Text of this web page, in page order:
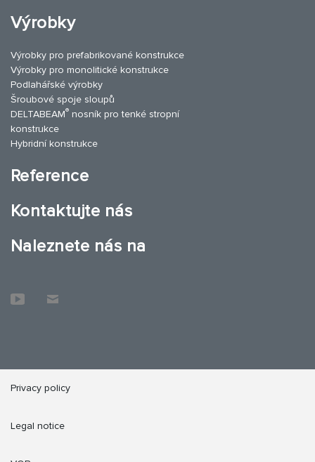
Výrobky
Výrobky pro prefabrikované konstrukce
Výrobky pro monolitické konstrukce
Podlahářské výrobky
Šroubové spoje sloupů
DELTABEAM® nosník pro tenké stropní
konstrukce
Hybridní konstrukce
Reference
Kontaktujte nás
Naleznete nás na
Privacy policy
Legal notice